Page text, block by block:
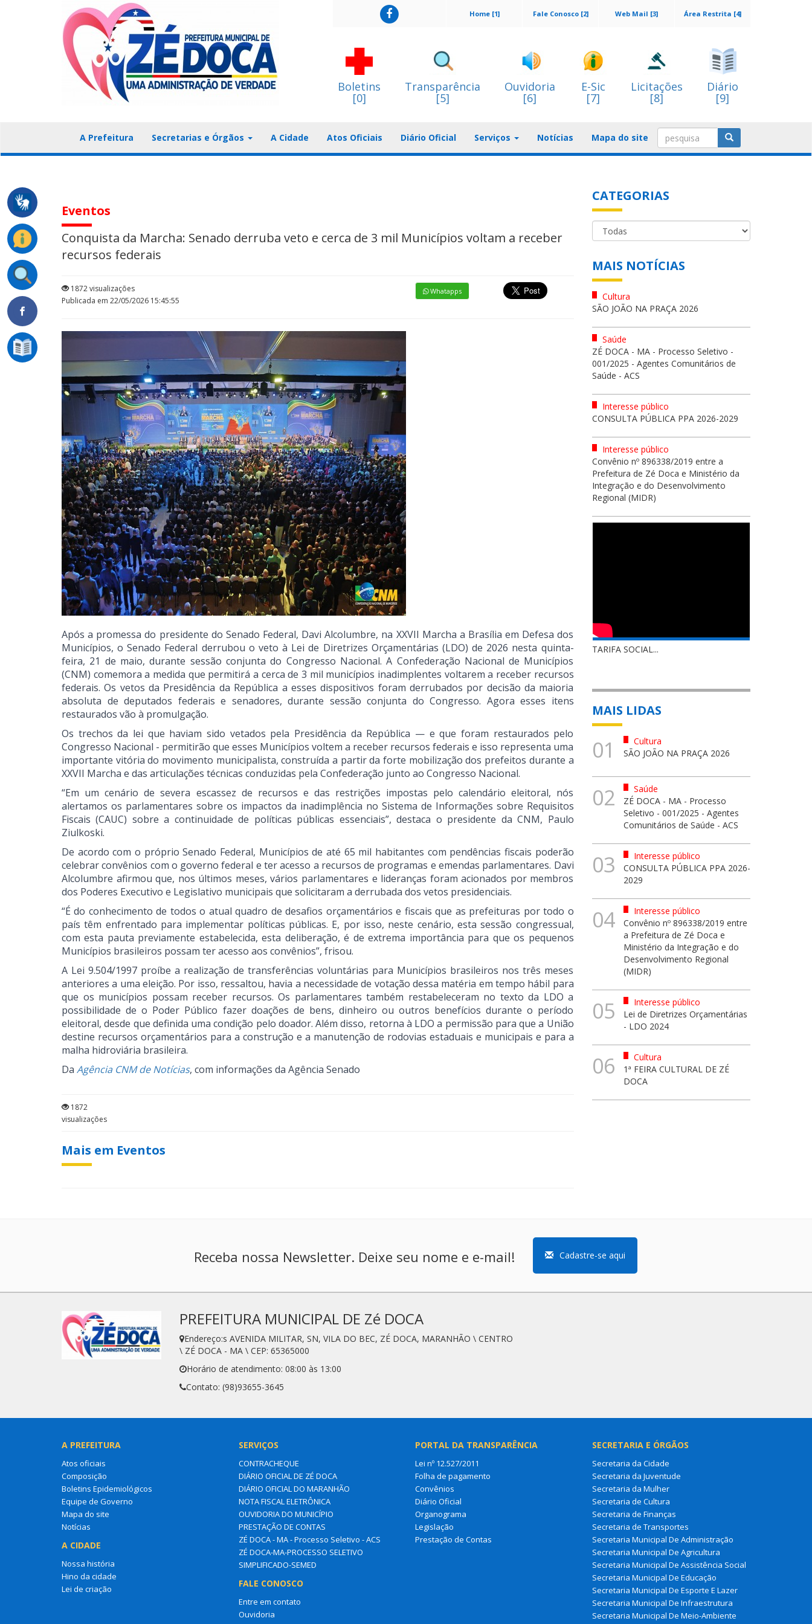
Área Restrita [4]
Web Mail [3]
Fale Conosco [2]
Home [1]
Boletins
[0]
Transparência
[5]
Ouvidoria
[6]
E-Sic
[7]
Licitações
[8]
Diário
[9]
A Prefeitura Secretarias e Órgãos A Cidade Atos Oficiais Diário Oficial Serviços Notícias Mapa do site
Eventos
Conquista da Marcha: Senado derruba veto e cerca de 3 mil Municípios voltam a receber
recursos federais
1872 visualizações
Publicada em 22/05/2026 15:45:55
Whatapps
Após a promessa do presidente do Senado Federal, Davi Alcolumbre, na XXVII Marcha a Brasília em Defesa dos
Municípios, o Senado Federal derrubou o veto à Lei de Diretrizes Orçamentárias (LDO) de 2026 nesta quinta-
feira, 21 de maio, durante sessão conjunta do Congresso Nacional. A Confederação Nacional de Municípios
(CNM) comemora a medida que permitirá a cerca de 3 mil municípios inadimplentes voltarem a receber recursos
federais. Os vetos da Presidência da República a esses dispositivos foram derrubados por decisão da maioria
absoluta de deputados federais e senadores, durante sessão conjunta do Congresso. Agora esses itens
restaurados vão à promulgação.
Os trechos da lei que haviam sido vetados pela Presidência da República — e que foram restaurados pelo
Congresso Nacional - permitirão que esses Municípios voltem a receber recursos federais e isso representa uma
importante vitória do movimento municipalista, construída a partir da forte mobilização dos prefeitos durante a
XXVII Marcha e das articulações técnicas conduzidas pela Confederação junto ao Congresso Nacional.
“Em um cenário de severa escassez de recursos e das restrições impostas pelo calendário eleitoral, nós
alertamos os parlamentares sobre os impactos da inadimplência no Sistema de Informações sobre Requisitos
Fiscais (CAUC) sobre a continuidade de políticas públicas essenciais”, destaca o presidente da CNM, Paulo
Ziulkoski.
De acordo com o próprio Senado Federal, Municípios de até 65 mil habitantes com pendências fiscais poderão
celebrar convênios com o governo federal e ter acesso a recursos de programas e emendas parlamentares. Davi
Alcolumbre afirmou que, nos últimos meses, vários parlamentares e lideranças foram acionados por membros
dos Poderes Executivo e Legislativo municipais que solicitaram a derrubada dos vetos presidenciais.
“É do conhecimento de todos o atual quadro de desafios orçamentários e fiscais que as prefeituras por todo o
país têm enfrentado para implementar políticas públicas. E, por isso, neste cenário, esta sessão congressual,
com esta pauta previamente estabelecida, esta deliberação, é de extrema importância para que os pequenos
Municípios brasileiros possam ter acesso aos convênios”, frisou.
A Lei 9.504/1997 proíbe a realização de transferências voluntárias para Municípios brasileiros nos três meses
anteriores a uma eleição. Por isso, ressaltou, havia a necessidade de votação dessa matéria em tempo hábil para
que os municípios possam receber recursos. Os parlamentares também restabeleceram no texto da LDO a
possibilidade de o Poder Público fazer doações de bens, dinheiro ou outros benefícios durante o período
eleitoral, desde que definida uma condição pelo doador. Além disso, retorna à LDO a permissão para que a União
destine recursos orçamentários para a construção e a manutenção de rodovias estaduais e municipais e para a
malha hidroviária brasileira.
Da Agência CNM de Notícias, com informações da Agência Senado
1872
visualizações
Mais em Eventos
CATEGORIAS
MAIS NOTÍCIAS
Cultura
SÃO JOÃO NA PRAÇA 2026
Saúde
ZÉ DOCA - MA - Processo Seletivo -
001/2025 - Agentes Comunitários de
Saúde - ACS
Interesse público
CONSULTA PÚBLICA PPA 2026-2029
Interesse público
Convênio nº 896338/2019 entre a
Prefeitura de Zé Doca e Ministério da
Integração e do Desenvolvimento
Regional (MIDR)
TARIFA SOCIAL...
MAIS LIDAS
01
Cultura
SÃO JOÃO NA PRAÇA 2026
02
Saúde
ZÉ DOCA - MA - Processo
Seletivo - 001/2025 - Agentes
Comunitários de Saúde - ACS
03
Interesse público
CONSULTA PÚBLICA PPA 2026-
2029
04
Interesse público
Convênio nº 896338/2019 entre
a Prefeitura de Zé Doca e
Ministério da Integração e do
Desenvolvimento Regional
(MIDR)
05
Interesse público
Lei de Diretrizes Orçamentárias
- LDO 2024
06
Cultura
1ª FEIRA CULTURAL DE ZÉ
DOCA
Receba nossa Newsletter. Deixe seu nome e e-mail! Cadastre-se aqui
PREFEITURA MUNICIPAL DE Zé DOCA
Endereço:s AVENIDA MILITAR, SN, VILA DO BEC, ZÉ DOCA, MARANHÃO \ CENTRO
\ ZÉ DOCA - MA \ CEP: 65365000
Horário de atendimento: 08:00 às 13:00
Contato: (98)93655-3645
A PREFEITURA
Atos oficiais
Composição
Boletins Epidemiológicos
Equipe de Governo
Mapa do site
Notícias
A CIDADE
Nossa história
Hino da cidade
Lei de criação
SERVIÇOS
CONTRACHEQUE
DIÁRIO OFICIAL DE ZÉ DOCA
DIÁRIO OFICIAL DO MARANHÃO
NOTA FISCAL ELETRÔNICA
OUVIDORIA DO MUNICÍPIO
PRESTAÇÃO DE CONTAS
ZÉ DOCA - MA - Processo Seletivo - ACS
ZÉ DOCA-MA-PROCESSO SELETIVO
SIMPLIFICADO-SEMED
FALE CONOSCO
Entre em contato
Ouvidoria
PORTAL DA TRANSPARÊNCIA
Lei nº 12.527/2011
Folha de pagamento
Convênios
Diário Oficial
Organograma
Legislação
Prestação de Contas
SECRETARIA E ÓRGÃOS
Secretaria da Cidade
Secretaria da Juventude
Secretaria da Mulher
Secretaria de Cultura
Secretaria de Finanças
Secretaria de Transportes
Secretaria Municipal De Administração
Secretaria Municipal De Agricultura
Secretaria Municipal De Assistência Social
Secretaria Municipal De Educação
Secretaria Municipal De Esporte E Lazer
Secretaria Municipal De Infraestrutura
Secretaria Municipal De Meio-Ambiente